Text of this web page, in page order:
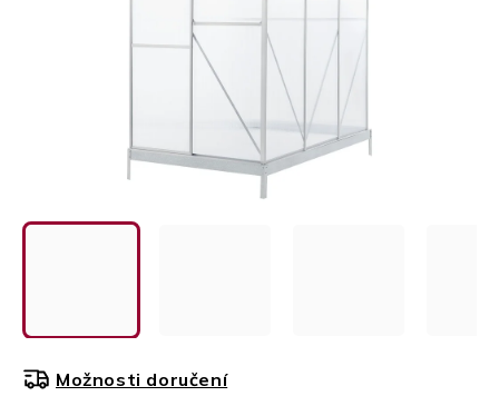
Možnosti doručení